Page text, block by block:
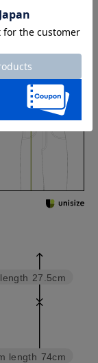
length 74cm
27.5cm